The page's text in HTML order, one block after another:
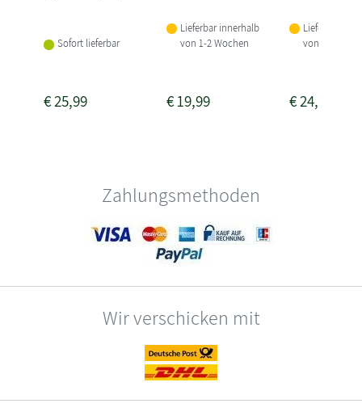
Sofort lieferbar
€25,99
Lieferbar innerhalb
von 1-2 Wochen
€19,99
Lieferbar
von 1-2
€24,99
Zahlungsmethoden
Wir verschicken mit